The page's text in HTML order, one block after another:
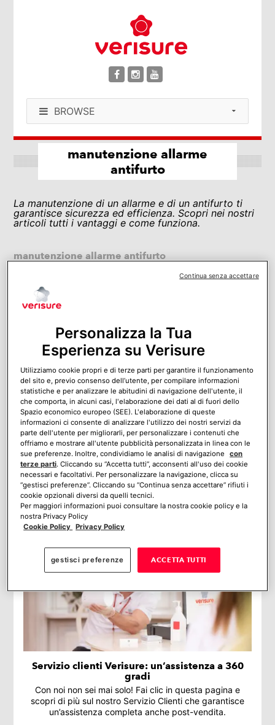
BROWSE
manutenzione allarme
antifurto
La manutenzione di un allarme e di un antifurto ti
garantisce sicurezza ed efficienza. Scopri nei nostri
articoli tutti i vantaggi e come funziona.
manutenzione allarme antifurto
Perché installare un antifurto casa
Come installare un antifurto? Quali componenti scegliere
e dove posizionarli in casa? Cerchiamo di rispondere a
queste domande e, soprattutto, capiamo fin dove ci si
può spingere con il fai-da-te.
Servizio clienti Verisure: un’assistenza a 360
gradi
Con noi non sei mai solo! Fai clic in questa pagina e
scopri di più sul nostro Servizio Clienti che garantisce
un’assistenza completa anche post-vendita.
Personalizza la Tua
Esperienza su Verisure
Utilizziamo cookie propri e di terze parti per garantire il funzionamento
del sito e, previo consenso dell’utente, per compilare informazioni
statistiche e per analizzare le abitudini di navigazione dell'utente, il
che comporta, in alcuni casi, l'elaborazione dei dati al di fuori dello
Spazio economico europeo (SEE). L'elaborazione di queste
informazioni ci consente di analizzare l'utilizzo dei nostri servizi da
parte dell'utente per migliorarli, per personalizzare i contenuti che
offriamo e mostrare all'utente pubblicità personalizzata in linea con le
sue preferenze. Inoltre, condividiamo le analisi di navigazione
con
terze parti. Cliccando su “Accetta tutti”, acconsenti all'uso dei cookie
necessari e facoltativi. Per personalizzare la navigazione, clicca su
“gestisci preferenze”. Cliccando su “Continua senza accettare” rifiuti i
cookie opzionali diversi da quelli tecnici.
Per maggiori informazioni puoi consultare la nostra cookie policy e la
nostra Privacy Policy
Cookie Policy Privacy Policy
gestisci preferenze ACCETTA TUTTI
Continua senza accettare